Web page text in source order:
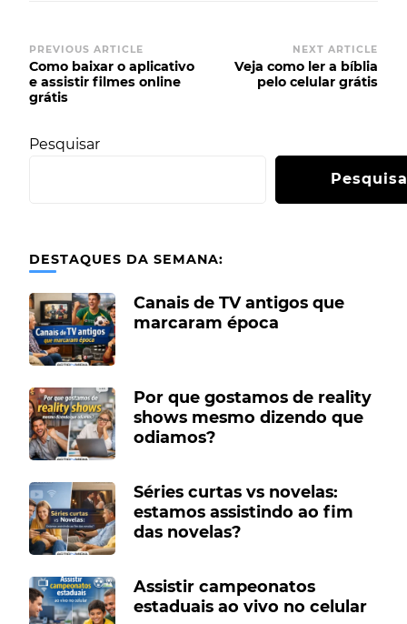
PREVIOUS ARTICLE
Como baixar o aplicativo
e assistir filmes online
grátis
NEXT ARTICLE
Veja como ler a bíblia
pelo celular grátis
Pesquisar
DESTAQUES DA SEMANA:
Canais de TV antigos que
marcaram época
Por que gostamos de reality
shows mesmo dizendo que
odiamos?
Séries curtas vs novelas:
estamos assistindo ao fim
das novelas?
Assistir campeonatos
estaduais ao vivo no celular